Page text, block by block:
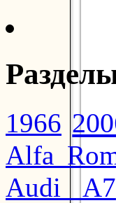
1966
Alfa
Audi A7